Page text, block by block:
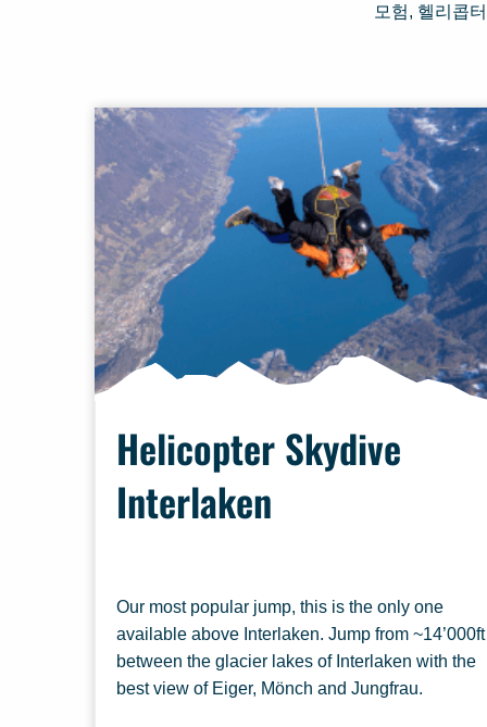
모험, 헬리콥
Helicopter Skydive
Interlaken
Our most popular jump, this is the only one
available above Interlaken. Jump from ~14’000ft
between the glacier lakes of Interlaken with the
best view of Eiger, Mönch and Jungfrau.